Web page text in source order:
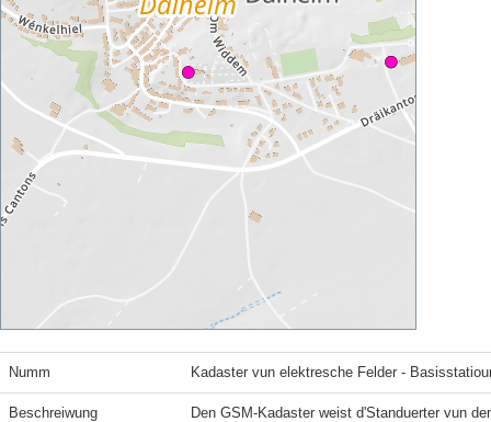
Numm Kadaster vun elektresche Felder -
Beschreiwung
Den GSM-Kadaster weist d'Standuerter vun